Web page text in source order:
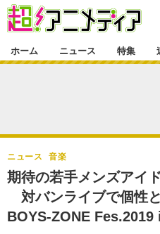
ゲーム・アプリ
グッズ
声優
特集一覧
ラキりす
連載マンガ
連載マンガ一覧
番組・動画
番組・動画一覧
連載・ブログ
ホーム ニュース 特集
期待の若手メンズアイ
対バンライブで個性
BOYS-ZONE Fes.2019
ニュース 音楽